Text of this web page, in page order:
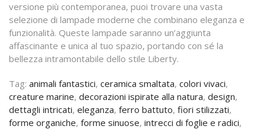
versione più contemporanea, puoi trovare una vasta
selezione di lampade moderne che combinano eleganza e
funzionalità. Queste lampade saranno un’aggiunta
affascinante e unica al tuo spazio, portando con sé la
bellezza intramontabile dello stile Liberty.
Tag: animali fantastici, ceramica smaltata, colori vivaci,
creature marine, decorazioni ispirate alla natura, design,
dettagli intricati, eleganza, ferro battuto, fiori stilizzati,
forme organiche, forme sinuose, intrecci di foglie e radici,